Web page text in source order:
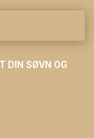
DIN SØVN OG